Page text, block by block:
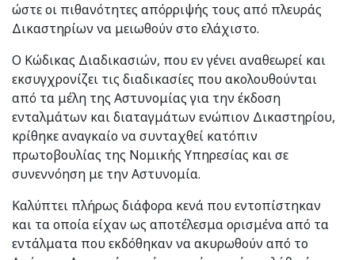
ώστε οι πιθανότητες απόρριψής τους από πλευράς
Δικαστηρίων να μειωθούν στο ελάχιστο.
Ο Κώδικας Διαδικασιών, που εν γένει αναθεωρεί και
εκσυγχρονίζει τις διαδικασίες που ακολουθούνται
από τα μέλη της Αστυνομίας για την έκδοση
ενταλμάτων και διαταγμάτων ενώπιον Δικαστηρίου,
κρίθηκε αναγκαίο να συνταχθεί κατόπιν
πρωτοβουλίας της Νομικής Υπηρεσίας και σε
συνεννόηση με την Αστυνομία.
Καλύπτει πλήρως διάφορα κενά που εντοπίστηκαν
και τα οποία είχαν ως αποτέλεσμα ορισμένα από τα
εντάλματα που εκδόθηκαν να ακυρωθούν από το